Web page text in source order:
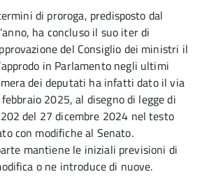
di proroga, predisposto dal
ha concluso il suo iter di
del Consiglio dei ministri il
in Parlamento negli ultimi
dei deputati ha infatti dato il via
2025, al disegno di legge di
del 27 dicembre 2024 nel testo
con modifiche al Senato.
mantiene le iniziali previsioni di
o ne introduce di nuove.